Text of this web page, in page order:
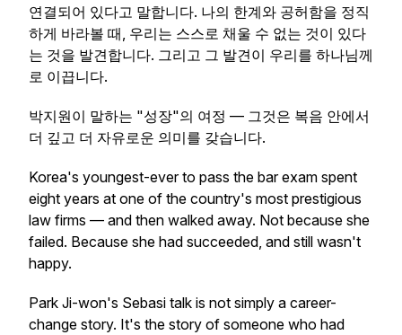
연결되어 있다고 말합니다. 나의 한계와 공허함을 정직
하게 바라볼 때, 우리는 스스로 채울 수 없는 것이 있다
는 것을 발견합니다. 그리고 그 발견이 우리를 하나님께
로 이끕니다.
박지원이 말하는 "성장"의 여정 — 그것은 복음 안에서
더 깊고 더 자유로운 의미를 갖습니다.
Korea's youngest-ever to pass the bar exam spent
eight years at one of the country's most prestigious
law firms — and then walked away. Not because she
failed. Because she had succeeded, and still wasn't
happy.
Park Ji-won's Sebasi talk is not simply a career-
change story. It's the story of someone who had